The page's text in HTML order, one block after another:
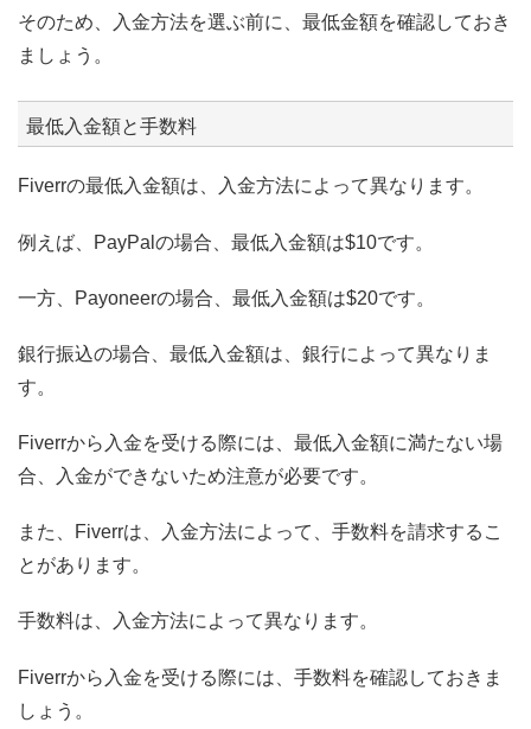
そのため、入金方法を選ぶ前に、最低金額を確認しておき
ましょう。
最低入金額と手数料
Fiverrの最低入金額は、入金方法によって異なります。
例えば、PayPalの場合、最低入金額は$10です。
一方、Payoneerの場合、最低入金額は$20です。
銀行振込の場合、最低入金額は、銀行によって異なりま
す。
Fiverrから入金を受ける際には、最低入金額に満たない場
合、入金ができないため注意が必要です。
また、Fiverrは、入金方法によって、手数料を請求するこ
とがあります。
手数料は、入金方法によって異なります。
Fiverrから入金を受ける際には、手数料を確認しておきま
しょう。